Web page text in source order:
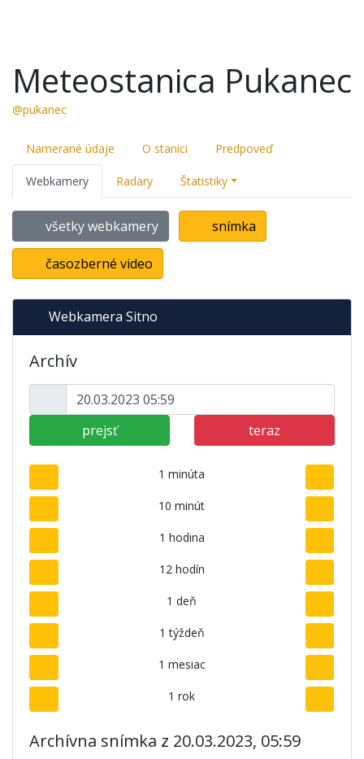
Meteostanica Pukanec
@pukanec
Namerané údaje O stanici Predpoveď
Webkamery Radary Štatistiky
všetky webkamery snímka
časozberné video
Webkamera Sitno
Archív
prejsť teraz
1 minúta
10 minút
1 hodina
12 hodín
1 deň
1 týždeň
1 mesiac
1 rok
Archívna snímka z 20.03.2023, 05:59